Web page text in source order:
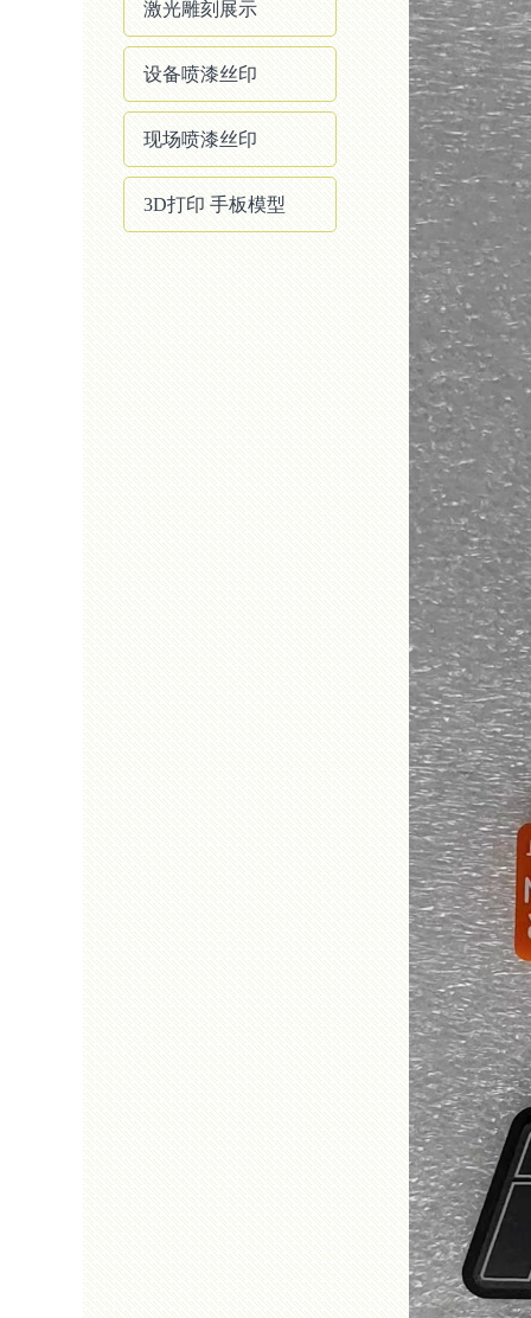
激光雕刻展示
设备喷漆丝印
现场喷漆丝印
3D打印 手板模型